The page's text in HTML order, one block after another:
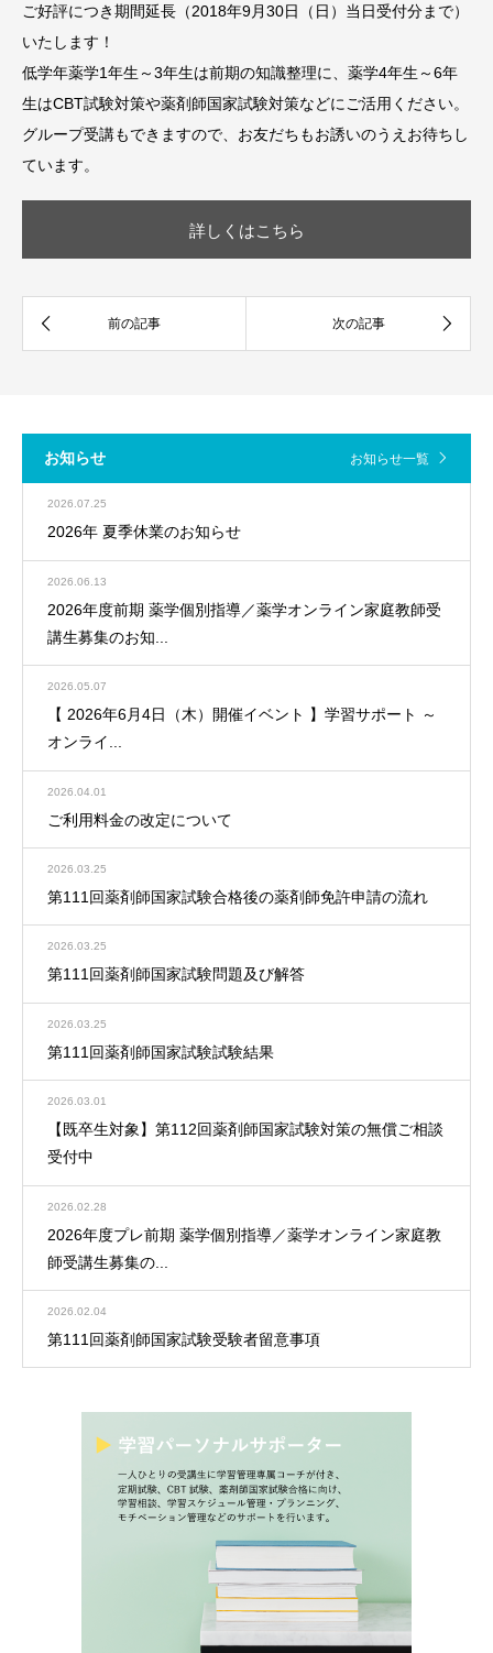
ご好評につき期間延長（2018年9月30日（日）当日受付分まで）
いたします！
低学年薬学1年生～3年生は前期の知識整理に、薬学4年生～6年
生はCBT試験対策や薬剤師国家試験対策などにご活用ください。
グループ受講もできますので、お友だちもお誘いのうえお待ちし
ています。
詳しくはこちら
お知らせ お知らせ一覧
2026.07.25
2026年 夏季休業のお知らせ
2026.06.13
2026年度前期 薬学個別指導／薬学オンライン家庭教師受
講生募集のお知...
2026.05.07
【 2026年6月4日（木）開催イベント 】学習サポート ～
オンライ...
2026.04.01
ご利用料金の改定について
2026.03.25
第111回薬剤師国家試験合格後の薬剤師免許申請の流れ
2026.03.25
第111回薬剤師国家試験問題及び解答
2026.03.25
第111回薬剤師国家試験試験結果
2026.03.01
【既卒生対象】第112回薬剤師国家試験対策の無償ご相談
受付中
2026.02.28
2026年度プレ前期 薬学個別指導／薬学オンライン家庭教
師受講生募集の...
2026.02.04
第111回薬剤師国家試験受験者留意事項